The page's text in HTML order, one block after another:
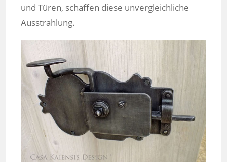
und Türen, schaffen diese unvergleichliche
Ausstrahlung.